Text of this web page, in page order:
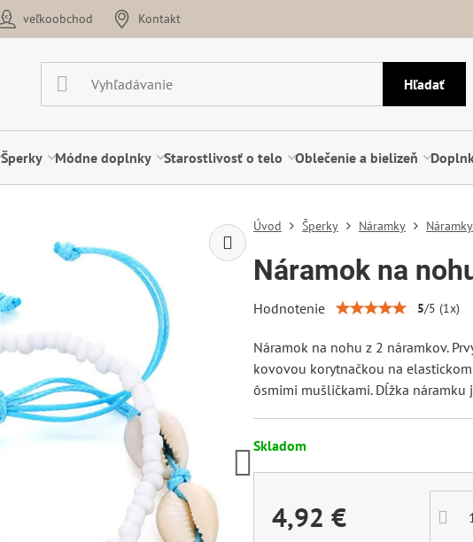
veľkoobchod Kontakt
Hľadať
Šperky Módne doplnky Starostlivosť o telo Oblečenie a bielizeň
Úvod Šperky Náramky
Náramok na
Hodnotenie 5/5 (1x)
Náramok na nohu z 2 náramkov.
kovovou korytnačkou na
ôsmimi mušličkami. Dĺžka
Skladom
4,92 €